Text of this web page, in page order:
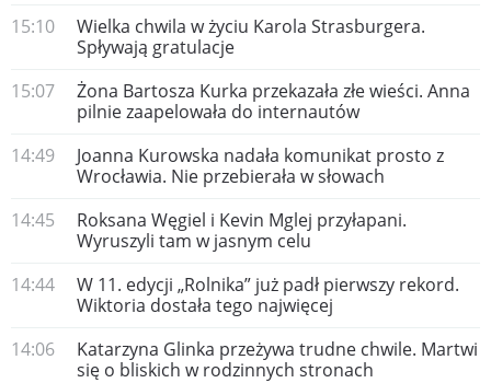
15:10
Wielka chwila w życiu Karola Strasburgera.
Spływają gratulacje
15:07
Żona Bartosza Kurka przekazała złe wieści. Anna
pilnie zaapelowała do internautów
14:49
Joanna Kurowska nadała komunikat prosto z
Wrocławia. Nie przebierała w słowach
14:45
Roksana Węgiel i Kevin Mglej przyłapani.
Wyruszyli tam w jasnym celu
14:44
W 11. edycji „Rolnika” już padł pierwszy rekord.
Wiktoria dostała tego najwięcej
14:06
Katarzyna Glinka przeżywa trudne chwile. Martwi
się o bliskich w rodzinnych stronach